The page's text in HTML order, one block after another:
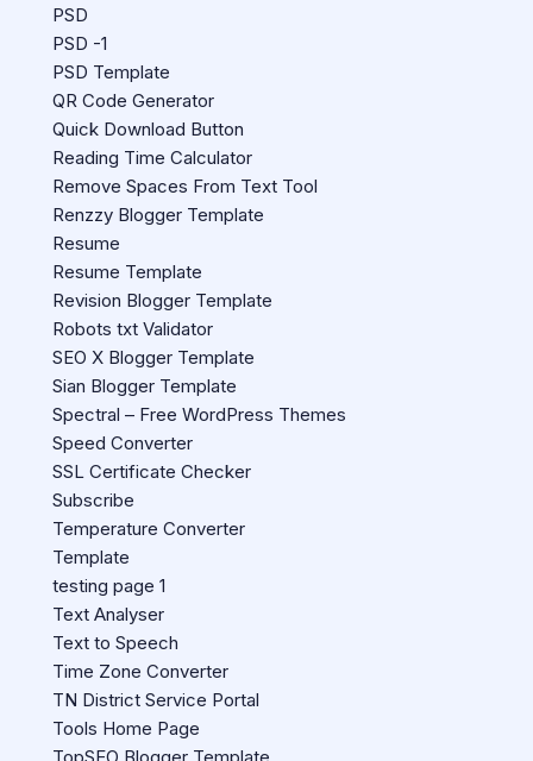
PSD
PSD -1
PSD Template
QR Code Generator
Quick Download Button
Reading Time Calculator
Remove Spaces From Text Tool
Renzzy Blogger Template
Resume
Resume Template
Revision Blogger Template
Robots txt Validator
SEO X Blogger Template
Sian Blogger Template
Spectral – Free WordPress Themes
Speed Converter
SSL Certificate Checker
Subscribe
Temperature Converter
Template
testing page 1
Text Analyser
Text to Speech
Time Zone Converter
TN District Service Portal
Tools Home Page